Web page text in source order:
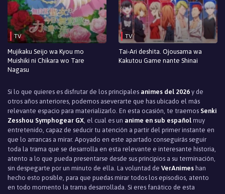
TV
Mujikaku Seijo wa Kyou mo
Muishiki ni Chikara wo Tare
Nagasu
TV
Tai-Ari deshita. Ojousama wa
Kakutou Game nante Shinai
Si lo que quieres es disfrutar de los principales animes del 2026 y de
otros años anteriores, podemos aseverarte que has ubicado el más
relevante espacio para materializarlo. En esta ocasión, te traemos Senki
Zesshou Symphogear GX , el cual es un anime en sub español muy
entretenido, capaz de seducir tu atención a partir del primer instante en
que lo arrancas a mirar. Apoyado en este apartado conseguirás seguir
toda la trama que se desarrolla en esta relevante e interesante historia,
atento a lo que pueda presentarse desde sus principios a su terminación,
sin despegarte por un minuto de ella. La voluntad de VerAnimes han
hecho esto posible, para que puedas mirar todos los episodios, atento
en todo momento la trama desarrollada. Si eres fanático de esta